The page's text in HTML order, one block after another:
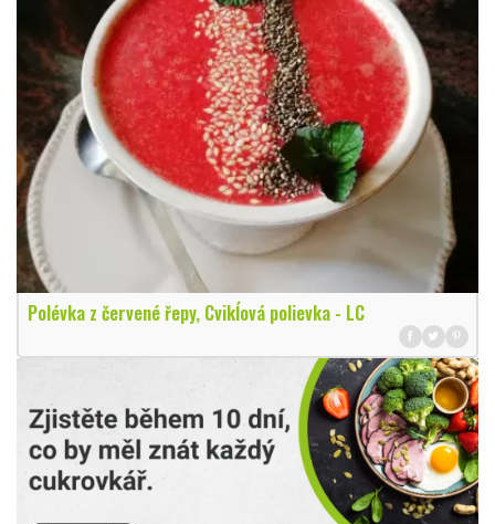
Polévka z červené řepy, Cvikĺová polievka - LC